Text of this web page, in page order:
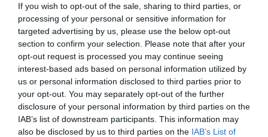
If you wish to opt-out of the sale, sharing to third parties, or
processing of your personal or sensitive information for
targeted advertising by us, please use the below opt-out
section to confirm your selection. Please note that after your
opt-out request is processed you may continue seeing
interest-based ads based on personal information utilized by
us or personal information disclosed to third parties prior to
your opt-out. You may separately opt-out of the further
disclosure of your personal information by third parties on the
IAB’s list of downstream participants. This information may
also be disclosed by us to third parties on the IAB’s List of
Το σχέδιο των ισραηλινών για
να πείσουν τον Ν.Τραμπ να
χτυπήσει το Ιράν – Η εμπλοκή
του Μ.Αχμαντινετζάντ
07.08.2026
Έκρηξη σε παγιδευμένο
λεωφορείο κοντά στη Δαμασκό
– Αναφορές για νεκρούς και
τραυματίες (βίντεο)